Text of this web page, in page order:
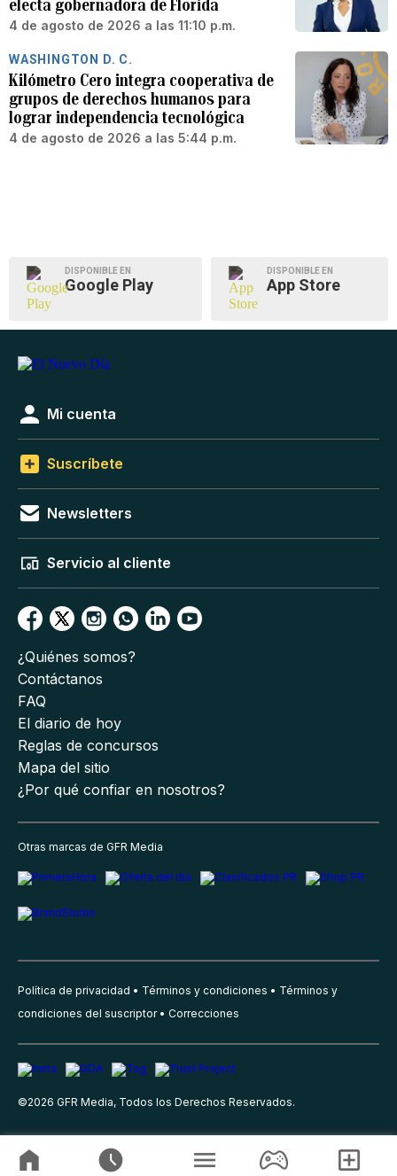
electa gobernadora de Florida
4 de agosto de 2026 a las 11:10 p.m.
WASHINGTON D. C.
Kilómetro Cero integra cooperativa de
grupos de derechos humanos para
lograr independencia tecnológica
4 de agosto de 2026 a las 5:44 p.m.
DISPONIBLE EN
Google Play
DISPONIBLE EN
App Store
Mi cuenta
Suscríbete
Newsletters
Servicio al cliente
¿Quiénes somos?
Contáctanos
FAQ
El diario de hoy
Reglas de concursos
Mapa del sitio
¿Por qué confiar en nosotros?
Otras marcas de GFR Media
Política de privacidad Términos y condiciones
Términos y
condiciones del suscriptor
Correcciones
©2026 GFR Media, Todos los Derechos Reservados.